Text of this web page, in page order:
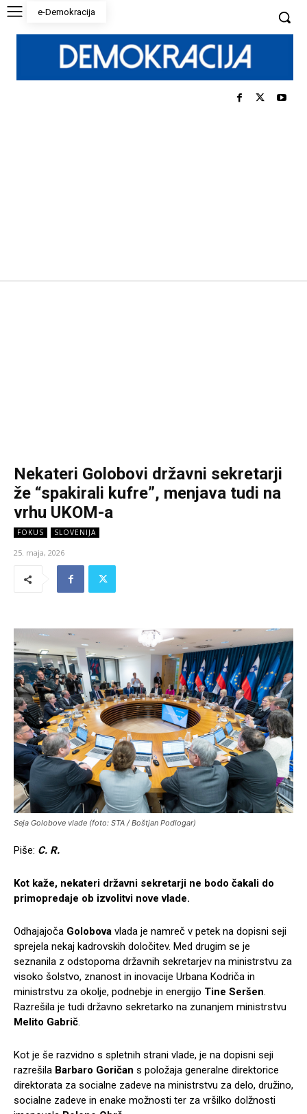
e-Demokracija
Nekateri Golobovi državni sekretarji
že “spakirali kufre”, menjava tudi na
vrhu UKOM-a
FOKUS SLOVENIJA
25. maja, 2026
Seja Golobove vlade (foto: STA / Boštjan Podlogar)
Piše: C. R.
Kot kaže, nekateri državni sekretarji ne bodo čakali do
primopredaje ob izvolitvi nove vlade.
Odhajajoča Golobova vlada je namreč v petek na dopisni seji
sprejela nekaj kadrovskih določitev. Med drugim se je
seznanila z odstopoma državnih sekretarjev na ministrstvu za
visoko šolstvo, znanost in inovacije Urbana Kodriča in
ministrstvu za okolje, podnebje in energijo Tine Seršen.
Razrešila je tudi državno sekretarko na zunanjem ministrstvu
Melito Gabrič.
Kot je še razvidno s spletnih strani vlade, je na dopisni seji
razrešila Barbaro Goričan s položaja generalne direktorice
direktorata za socialne zadeve na ministrstvu za delo, družino,
socialne zadeve in enake možnosti ter za vršilko dolžnosti